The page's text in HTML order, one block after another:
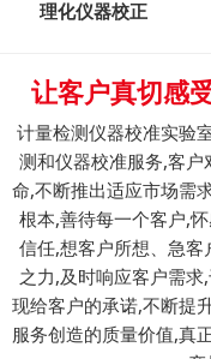
理化仪器校正
让客户真切感
计量检测仪器校准实验
测和仪器校准服务,客
命,不断推出适应市场需
根本,善待每一个客户,
信任,想客户所想、急
之力,及时响应客户需
现给客户的承诺,不断提
服务创造的质量价值,真